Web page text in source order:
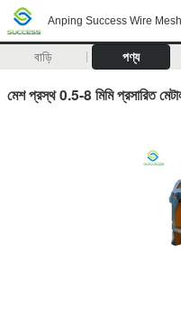
Anping Success Wire
বাড়ি পণ্য
মেশ প্রস্থ 0.5-8 মিমি প্রসারিত